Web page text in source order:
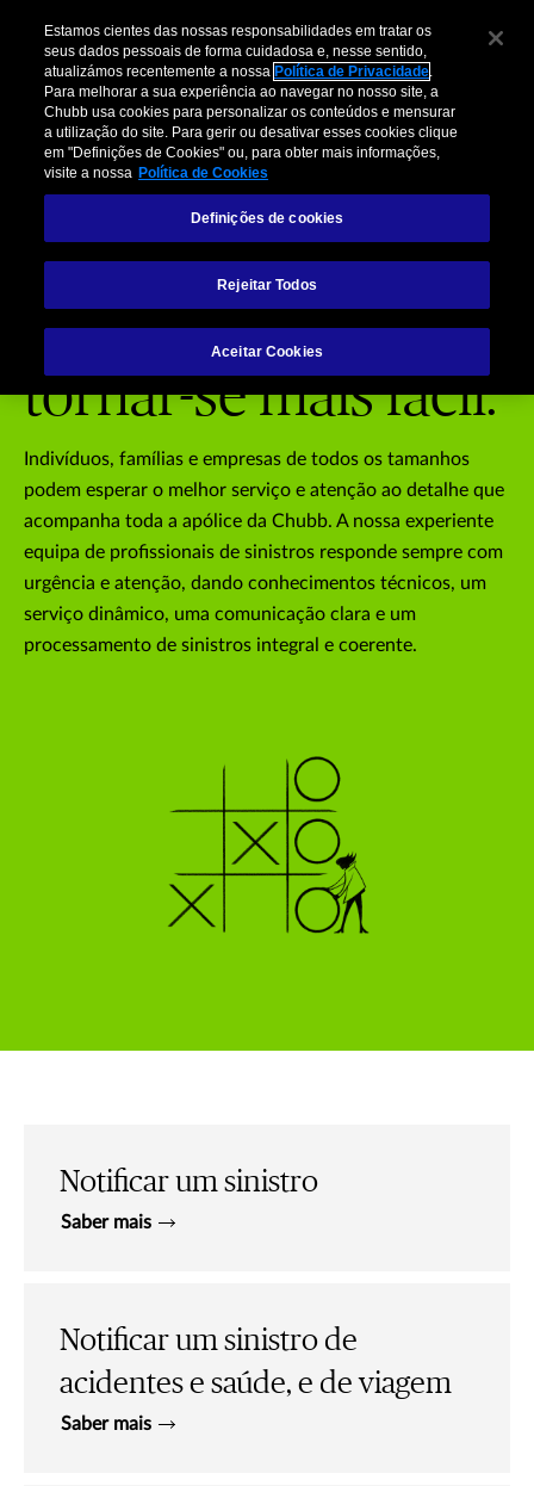
Bem-vindo à página
web de Sinistros da
Chubb. A sua vida
está prestes a
tornar-se mais fácil.
Indivíduos, famílias e empresas de todos os tamanhos
podem esperar o melhor serviço e atenção ao detalhe que
acompanha toda a apólice da Chubb. A nossa experiente
equipa de profissionais de sinistros responde sempre com
urgência e atenção, dando conhecimentos técnicos, um
serviço dinâmico, uma comunicação clara e um
processamento de sinistros integral e coerente.
Notificar um sinistro
Saber mais
Notificar um sinistro de
acidentes e saúde, e de viagem
Saber mais
Estamos cientes das nossas responsabilidades em tratar os
seus dados pessoais de forma cuidadosa e, nesse sentido,
atualizámos recentemente a nossa Política de Privacidade.
Para melhorar a sua experiência ao navegar no nosso site, a
Chubb usa cookies para personalizar os conteúdos e mensurar
a utilização do site. Para gerir ou desativar esses cookies clique
em "Definições de Cookies" ou, para obter mais informações,
visite a nossa Política de Cookies
Definições de cookies
Rejeitar Todos
Aceitar Cookies